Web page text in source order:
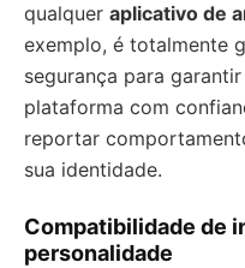
qualquer aplicativo de
exemplo, é totalmente
segurança para
plataforma com
reportar
sua identidade.
Compatibilidade de
personalidade